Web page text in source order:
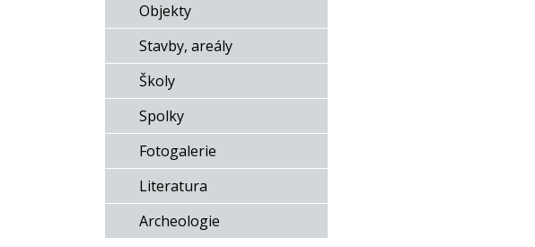
Objekty
Stavby, areály
Školy
Spolky
Fotogalerie
Literatura
Archeologie